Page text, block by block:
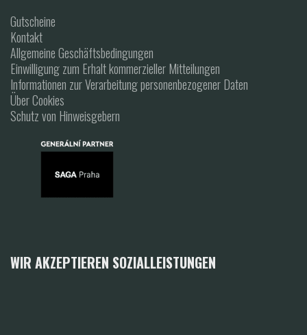
Gutscheine
Kontakt
Allgemeine Geschäftsbedingungen
Einwilligung zum Erhalt kommerzieller Mitteilungen
Informationen zur Verarbeitung personenbezogener Daten
Über Cookies
Schutz von Hinweisgebern
WIR AKZEPTIEREN SOZIALLEISTUNGEN